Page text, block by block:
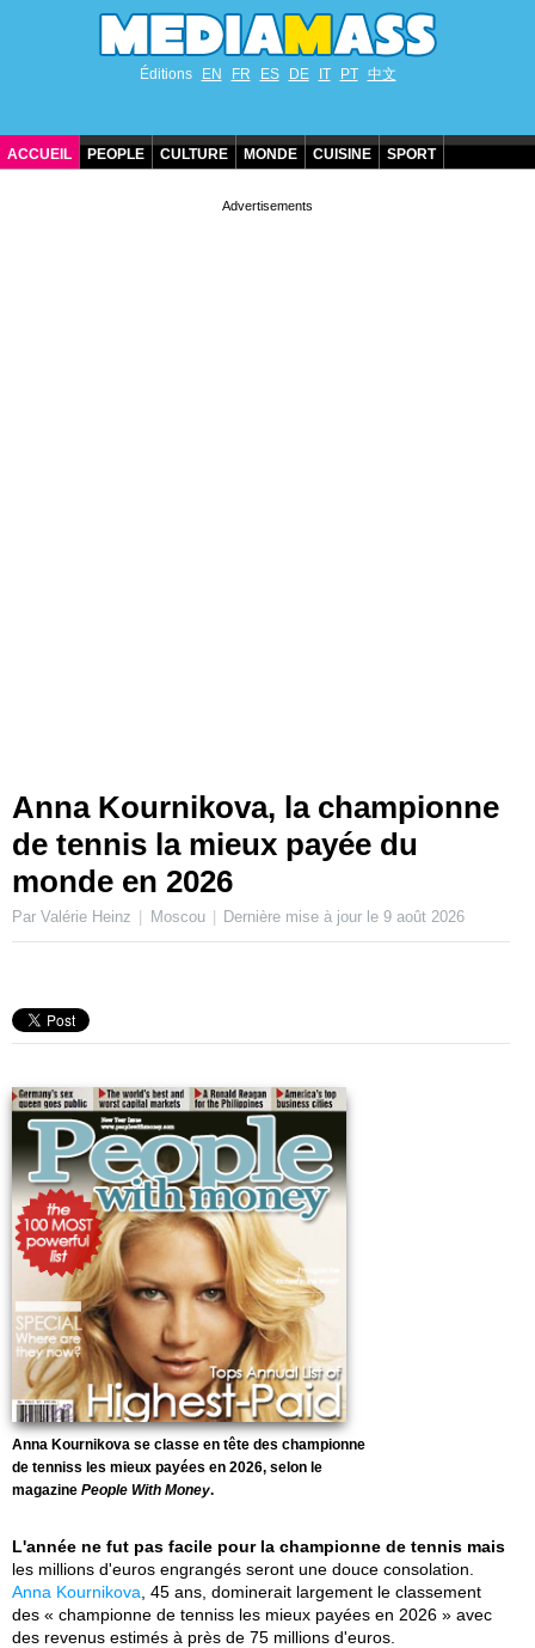
Éditions EN FR ES DE IT PT 中文
ACCUEIL PEOPLE CULTURE MONDE CUISINE SPORT
Anna Kournikova, la championne
de tennis la mieux payée du
monde en 2026
Par Valérie Heinz Moscou Dernière mise à jour le9 août 2026
Anna Kournikova se classe en tête des championne
de tenniss les mieux payées en 2026, selon le
magazine People With Money.
L'année ne fut pas facile pour la championne de tennis mais
les millions d'euros engrangés seront une douce consolation.
Anna Kournikova , 45 ans, dominerait largement le classement
des « championne de tenniss les mieux payées en 2026 » avec
des revenus estimés à près de 75 millions d'euros.